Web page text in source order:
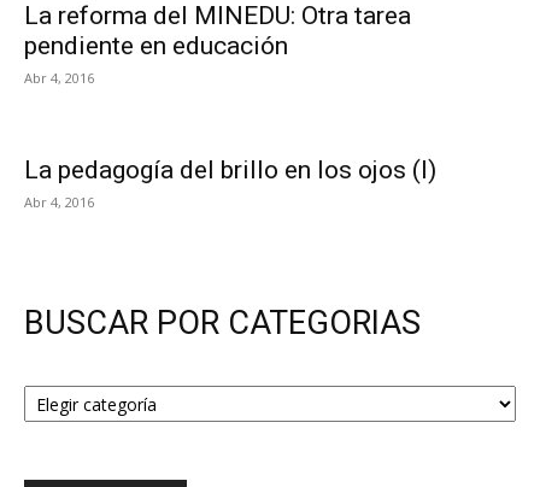
La reforma del MINEDU: Otra tarea
pendiente en educación
Abr 4, 2016
La pedagogía del brillo en los ojos (I)
Abr 4, 2016
BUSCAR POR CATEGORIAS
BUSCAR
POR